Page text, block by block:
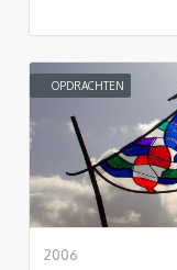
OPDRACHTEN
2006